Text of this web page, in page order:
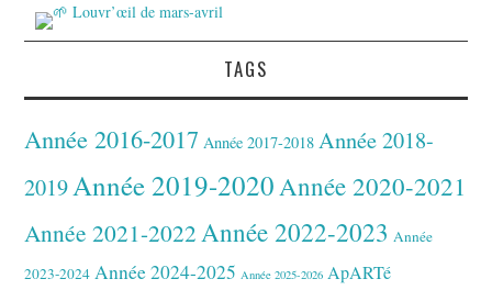
TAGS
Année 2016-2017 Année 2017-2018 Année 2018-
2019Année 2019-2020 Année 2020-2021
Année 2021-2022Année 2022-2023 Année
2023-2024 Année 2024-2025 Année 2025-2026 ApARTé